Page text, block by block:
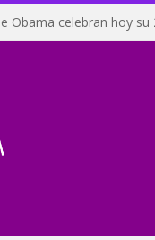
Obama celebran hoy